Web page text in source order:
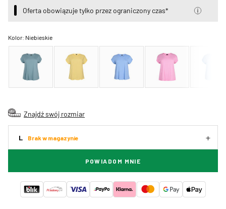
Oferta obowiązuje tylko przez ograniczony czas*
Kolor: Niebieskie
Znajdź swój rozmiar
L Brak w magazynie
POWIADOM MNIE